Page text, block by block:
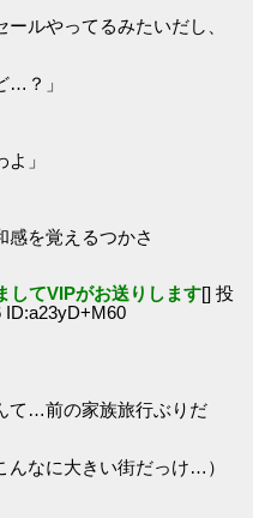
ルやってるみたいだし、
…？」
」
感を覚えるつかさ
してVIPがお送りします[] 投
ID:a23yD+M60
て…前の家族旅行ぶりだ
なに大きい街だっけ…）